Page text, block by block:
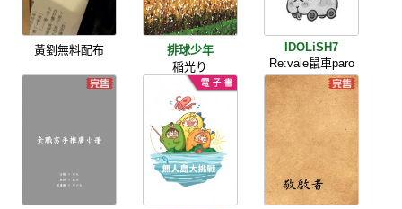
黃劉無料配布
排球少年
稲光り
IDOLiSH7
Re:vale鼠車paro